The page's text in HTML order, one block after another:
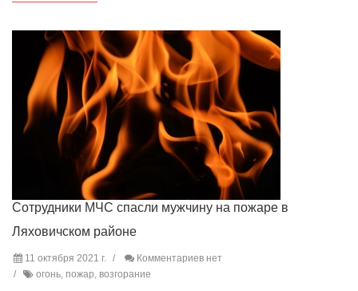
Сотрудники МЧС спасли мужчину на пожаре в
Ляховичском районе
11 октября 2021 г.
Комментариев нет
огонь, пожар, возгорание